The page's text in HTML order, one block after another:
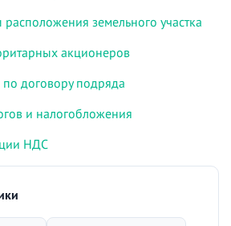
земельного участка
акционеров
договору подряда
и налогобложения
НДС